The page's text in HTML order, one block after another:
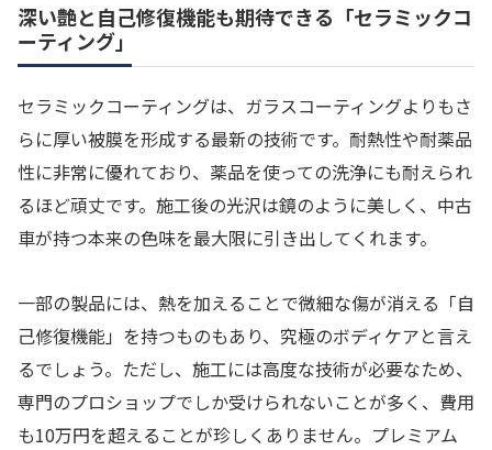
深い艶と自己修復機能も期待できる「セラミックコ
ーティング」
セラミックコーティングは、ガラスコーティングよりもさ
らに厚い被膜を形成する最新の技術です。耐熱性や耐薬品
性に非常に優れており、薬品を使っての洗浄にも耐えられ
るほど頑丈です。施工後の光沢は鏡のように美しく、中古
車が持つ本来の色味を最大限に引き出してくれます。
一部の製品には、熱を加えることで微細な傷が消える「自
己修復機能」を持つものもあり、究極のボディケアと言え
るでしょう。ただし、施工には高度な技術が必要なため、
専門のプロショップでしか受けられないことが多く、費用
も10万円を超えることが珍しくありません。プレミアム